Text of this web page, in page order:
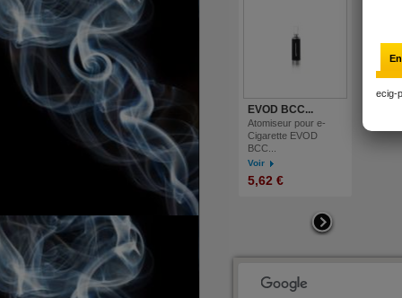
EVOD BCC...
Atomiseur pour e-
Cigarette EVOD
BCC...
Voir
5,62 €